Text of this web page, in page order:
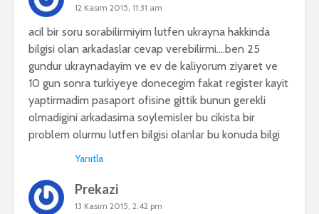
12 Kasım 2015, 11:31 am
acil bir soru sorabilirmiyim lutfen ukrayna hakkinda
bilgisi olan arkadaslar cevap verebilirmi….ben 25
gundur ukraynadayim ve ev de kaliyorum ziyaret ve
10 gun sonra turkiyeye donecegim fakat register kayit
yaptirmadim pasaport ofisine gittik bunun gerekli
olmadigini arkadasima soylemisler bu cikista bir
problem olurmu lutfen bilgisi olanlar bu konuda bilgi
Yanıtla
Prekazi
13 Kasım 2015, 2:42 pm